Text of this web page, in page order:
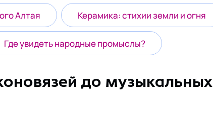
Алтая Керамика: стихии земли и огня
Где увидеть народные промыслы?
до музыкальных